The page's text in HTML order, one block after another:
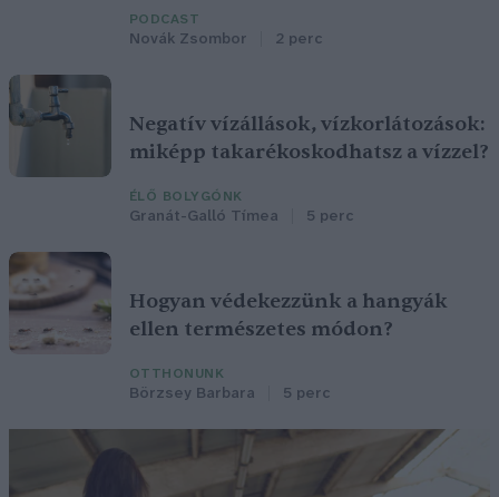
PODCAST
Novák Zsombor 2 perc
Negatív vízállások, vízkorlátozások:
miképp takarékoskodhatsz a vízzel?
ÉLŐ BOLYGÓNK
Granát-Galló Tímea 5 perc
Hogyan védekezzünk a hangyák
ellen természetes módon?
OTTHONUNK
Börzsey Barbara 5 perc